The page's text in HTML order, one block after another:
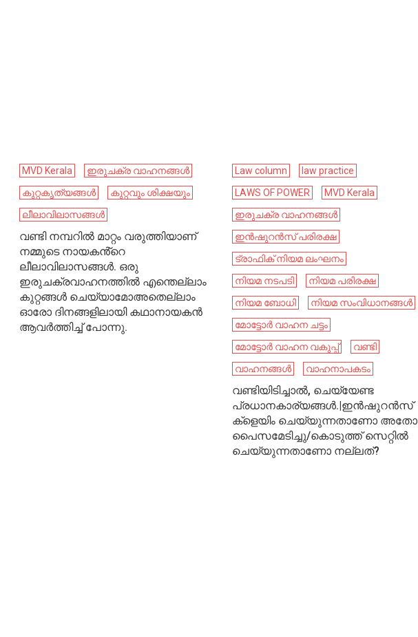
MVD Kerala
ഇരുചക്ര വാഹനങ്ങൾ
കുറ്റകൃത്യങ്ങൾ
കുറ്റവും ശിക്ഷയും
ലീലാവിലാസങ്ങൾ
വണ്ടി നമ്പറിൽ മാറ്റം വരുത്തിയാണ്
നമ്മുടെ നായകൻ്റെ
ലീലാവിലാസങ്ങൾ. ഒരു
ഇരുചക്രവാഹനത്തിൽ എന്തെല്ലാം
കുറ്റങ്ങൾ ചെയ്യാമോഅതെല്ലാം
ഓരോ ദിനങ്ങളിലായി കഥാനായകൻ
ആവർത്തിച്ച് പോന്നു.
Law column
law practice
LAWS OF POWER
MVD Kerala
ഇരുചക്ര വാഹനങ്ങൾ
ഇൻഷുറൻസ് പരിരക്ഷ
ട്രാഫിക് നിയമ ലംഘനം
നിയമ നടപടി
നിയമ പരിരക്ഷ
നിയമ ബോധി
നിയമ സംവിധാനങ്ങൾ
മോട്ടോർ വാഹന ചട്ടം
മോട്ടോർ വാഹന വകുപ്പ്
വണ്ടി
വാഹനങ്ങള്‍
വാഹനാപകടം
വണ്ടിയിടിച്ചാൽ, ചെയ്യേണ്ട
പ്രധാനകാര്യങ്ങൾ.|ഇൻഷുറൻസ്
ക്‌ളെയിം ചെയ്യുന്നതാണോ അതോ
പൈസമേടിച്ചു/കൊടുത്ത് സെറ്റിൽ
ചെയ്യുന്നതാണോ നല്ലത്?